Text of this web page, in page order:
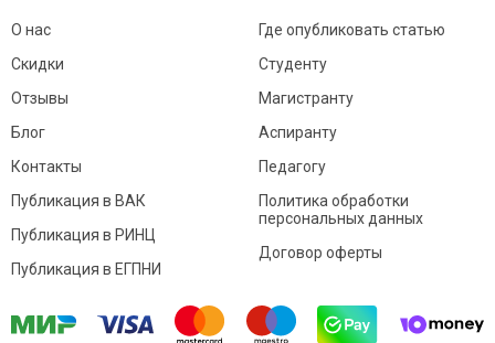
О нас
Скидки
Отзывы
Блог
Контакты
Где опубликовать статью
Студенту
Магистранту
Аспиранту
Педагогу
Публикация в ВАК
Публикация в РИНЦ
Публикация в ЕГПНИ
Политика обработки
персональных данных
Договор оферты